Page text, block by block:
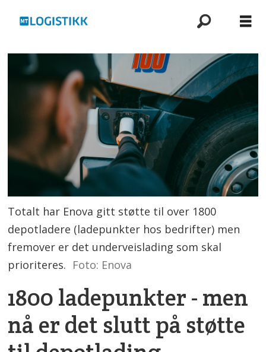
Totalt har Enova gitt støtte til over 1800
depotladere (ladepunkter hos bedrifter) men
fremover er det underveislading som skal
prioriteres. Foto: Enova
1800 ladepunkter - men
nå er det slutt på støtte